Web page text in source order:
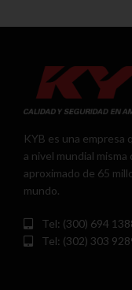
KYB es una empresa
a nivel mundial
aproximado de 65
mundo.
Tel: (300) 694
Tel: (302) 303